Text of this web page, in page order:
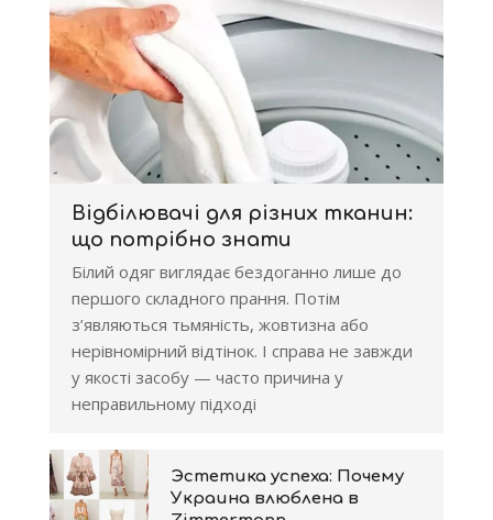
Відбілювачі для різних тканин:
що потрібно знати
Білий одяг виглядає бездоганно лише до
першого складного прання. Потім
з’являються тьмяність, жовтизна або
нерівномірний відтінок. І справа не завжди
у якості засобу — часто причина у
неправильному підході
Эстетика успеха: Почему
Украина влюблена в